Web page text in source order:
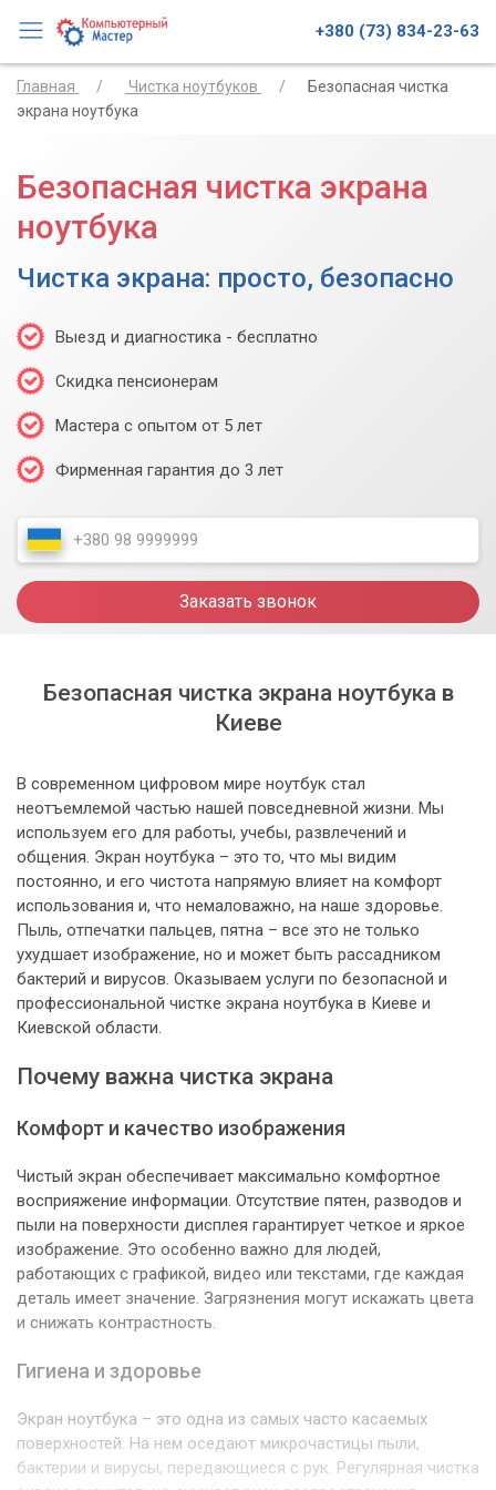
+380 (73) 834-23-63
Главная Чистка ноутбуков
Безопасная чистка
экрана ноутбука
Безопасная чистка экрана
ноутбука
Чистка экрана: просто, безопасно
Выезд и диагностика - бесплатно
Скидка пенсионерам
Мастера с опытом от 5 лет
Фирменная гарантия до 3 лет
Заказать звонок
Безопасная чистка экрана ноутбука в
Киеве
В современном цифровом мире ноутбук стал
неотъемлемой частью нашей повседневной жизни. Мы
используем его для работы, учебы, развлечений и
общения. Экран ноутбука – это то, что мы видим
постоянно, и его чистота напрямую влияет на комфорт
использования и, что немаловажно, на наше здоровье.
Пыль, отпечатки пальцев, пятна – все это не только
ухудшает изображение, но и может быть рассадником
бактерий и вирусов. Оказываем услуги по безопасной и
профессиональной чистке экрана ноутбука в Киеве и
Киевской области.
Почему важна чистка экрана
Комфорт и качество изображения
Чистый экран обеспечивает максимально комфортное
восприяжение информации. Отсутствие пятен, разводов и
пыли на поверхности дисплея гарантирует четкое и яркое
изображение. Это особенно важно для людей,
работающих с графикой, видео или текстами, где каждая
деталь имеет значение. Загрязнения могут искажать цвета
и снижать контрастность.
Гигиена и здоровье
Экран ноутбука – это одна из самых часто касаемых
поверхностей. На нем оседают микрочастицы пыли,
бактерии и вирусы, передающиеся с рук. Регулярная чистка